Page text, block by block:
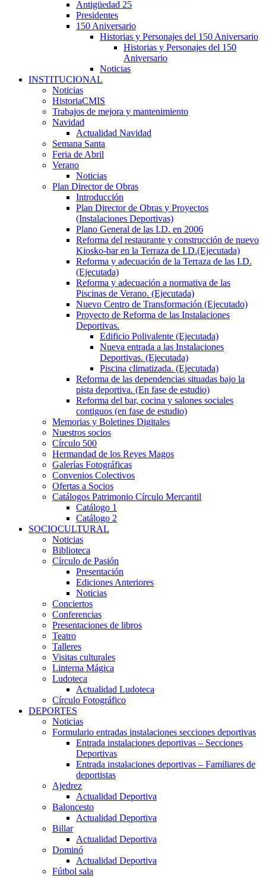
Antigüedad 25
Presidentes
150 Aniversario
Historias y Personajes del 150 Aniversario
Historias y Personajes del 150
Aniversario
Noticias
INSTITUCIONAL
Noticias
HistoriaCMIS
Trabajos de mejora y mantenimiento
Navidad
Actualidad Navidad
Semana Santa
Feria de Abril
Verano
Noticias
Plan Director de Obras
Introducción
Plan Director de Obras y Proyectos
(Instalaciones Deportivas)
Plano General de las I.D. en 2006
Reforma del restaurante y construcción de nuevo
Kiosko-bar en la Terraza de I.D.(Ejecutada)
Reforma y adecuación de la Terraza de las I.D.
(Ejecutada)
Reforma y adecuación a normativa de las
Piscinas de Verano. (Ejecutada)
Nuevo Centro de Transformación (Ejecutado)
Proyecto de Reforma de las Instalaciones
Deportivas.
Edificio Polivalente (Ejecutada)
Nueva entrada a las Instalaciones
Deportivas. (Ejecutada)
Piscina climatizada. (Ejecutada)
Reforma de las dependencias situadas bajo la
pista deportiva. (En fase de estudio)
Reforma del bar, cocina y salones sociales
contiguos (en fase de estudio)
Memorias y Boletines Digitales
Nuestros socios
Círculo 500
Hermandad de los Reyes Magos
Galerías Fotográficas
Convenios Colectivos
Ofertas a Socios
Catálogos Patrimonio Círculo Mercantil
Catálogo 1
Catálogo 2
SOCIOCULTURAL
Noticias
Biblioteca
Círculo de Pasión
Presentación
Ediciones Anteriores
Noticias
Conciertos
Conferencias
Presentaciones de libros
Teatro
Talleres
Visitas culturales
Linterna Mágica
Ludoteca
Actualidad Ludoteca
Círculo Fotográfico
DEPORTES
Noticias
Formulario entradas instalaciones secciones deportivas
Entrada instalaciones deportivas – Secciones
Deportivas
Entrada instalaciones deportivas – Familiares de
deportistas
Ajedrez
Actualidad Deportiva
Baloncesto
Actualidad Deportiva
Billar
Actualidad Deportiva
Dominó
Actualidad Deportiva
Fútbol sala